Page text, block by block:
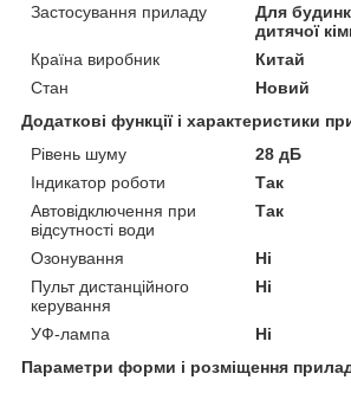
Застосування приладу
Для
дитячої
Країна виробник
Китай
Стан
Новий
Додаткові функції і характеристики
Рівень шуму
28 дБ
Індикатор роботи
Так
Автовідключення при
відсутності води
Так
Озонування
Ні
Пульт дистанційного
керування
Ні
УФ-лампа
Ні
Параметри форми і розміщення